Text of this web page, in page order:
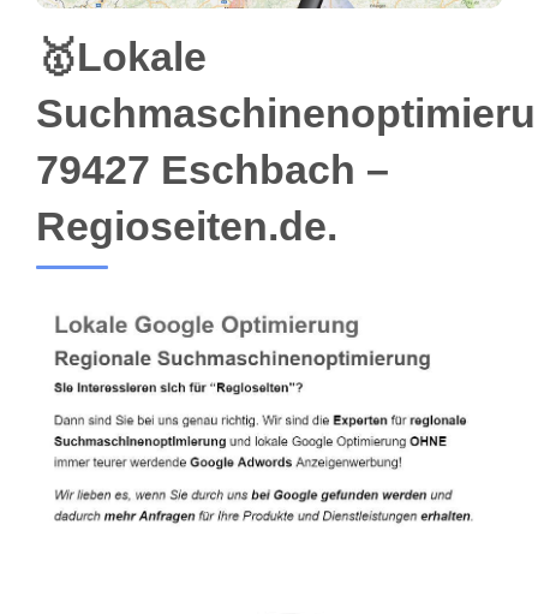
🥇Lokale
79427 Eschbach –
Regioseiten.de.